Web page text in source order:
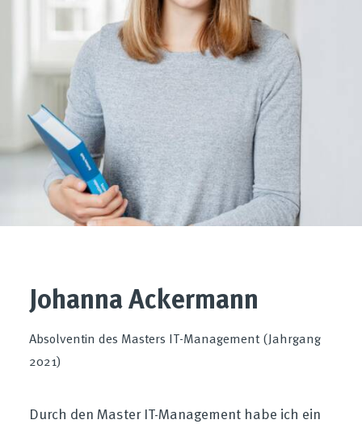
Johanna Ackermann
Absolventin des Masters IT-Management (Jahrgang
2021)
Durch den Master IT-Management habe ich ein